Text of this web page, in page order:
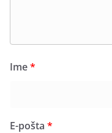
Ime*
E-pošta *